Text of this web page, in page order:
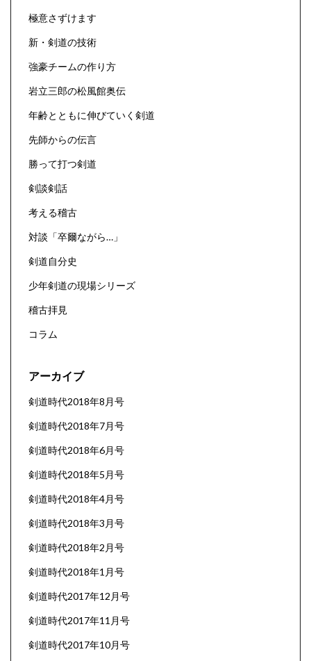
極意さずけます
新・剣道の技術
強豪チームの作り方
岩立三郎の松風館奥伝
年齢とともに伸びていく剣道
先師からの伝言
勝って打つ剣道
剣談剣話
考える稽古
対談「卒爾ながら…」
剣道自分史
少年剣道の現場シリーズ
稽古拝見
コラム
アーカイブ
剣道時代2018年8月号
剣道時代2018年7月号
剣道時代2018年6月号
剣道時代2018年5月号
剣道時代2018年4月号
剣道時代2018年3月号
剣道時代2018年2月号
剣道時代2018年1月号
剣道時代2017年12月号
剣道時代2017年11月号
剣道時代2017年10月号